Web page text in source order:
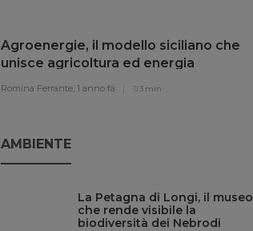
Agroenergie, il modello siciliano che
unisce agricoltura ed energia
Romina Ferrante, 1 anno fa 3 min
AMBIENTE
La Petagna di Longi, il museo
che rende visibile la
biodiversità dei Nebrodi